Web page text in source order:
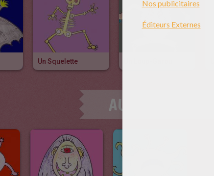
Un Squelette
AUTRE CONTENU